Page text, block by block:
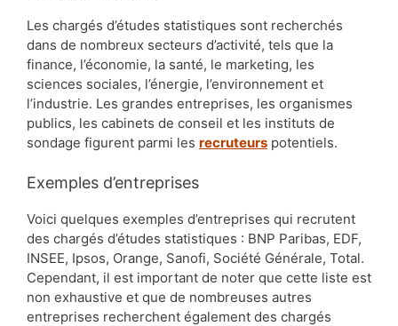
Les chargés d’études statistiques sont recherchés
dans de nombreux secteurs d’activité, tels que la
finance, l’économie, la santé, le marketing, les
sciences sociales, l’énergie, l’environnement et
l’industrie. Les grandes entreprises, les organismes
publics, les cabinets de conseil et les instituts de
sondage figurent parmi les recruteurs potentiels.
Exemples d’entreprises
Voici quelques exemples d’entreprises qui recrutent
des chargés d’études statistiques : BNP Paribas, EDF,
INSEE, Ipsos, Orange, Sanofi, Société Générale, Total.
Cependant, il est important de noter que cette liste est
non exhaustive et que de nombreuses autres
entreprises recherchent également des chargés